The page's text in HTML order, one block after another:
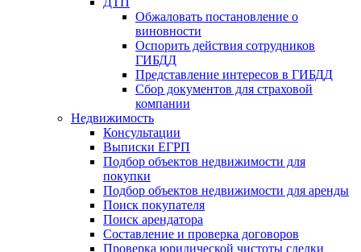
Обжаловать постановление о
виновности
Оспорить действия сотрудников
ГИБДД
Представление интересов в ГИБДД
Сбор документов для страховой
компании
Недвижимость
Консультации
Выписки ЕГРП
Подбор объектов недвижимости для
покупки
Подбор объектов недвижимости для аренды
Поиск покупателя
Поиск арендатора
Составление и проверка договоров
Проверка юридической чистоты сделки